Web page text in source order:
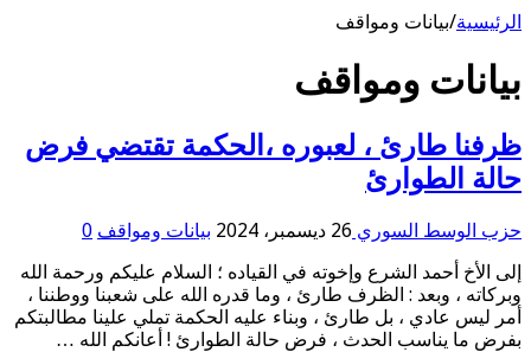
الرئيسية/بيانات ومواقف
بيانات ومواقف
ظرفنا طارئ ، لعبوره ،الحكمة تقتضي فرض
حالة الطوارئ
حزب الوسط السوري 26 ديسمبر، 2024 بيانات ومواقف 0
إلى الأخ أحمد الشرع وإخوته في القياده ؛ السلام عليكم ورحمة الله
وبركاته ، وبعد : الظرف طارئ ، وما قدره الله على شعبنا ووطننا ،
أمر ليس عادي ، بل طارئ ، وبناء عليه الحكمة تملي علينا مطالبتكم
بفرض ما يناسب الحدث ، فرض حالة الطوارئ ! أعانكم الله …